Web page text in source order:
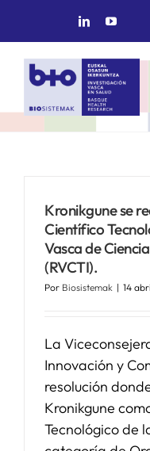
INICIO
ÁREAS DE
GRUPOS DE
PROYECTOS/
SERVICIOS
APOYO I+D+I
Kronikgune se
Científico
Vasca de
(RVCTI).
Por Biosistemak | 14
La
Innovación y
resolución
Kronikgune
Tecnológico de